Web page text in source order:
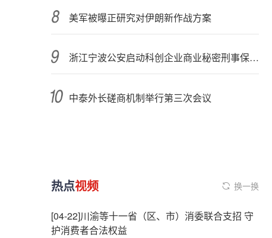
美军被曝正研究对伊朗新作战方案
浙江宁波公安启动科创企业商业秘密刑事保护体系试点
中泰外长磋商机制举行第三次会议
热点视频 换一换
[04-22]川渝等十一省（区、市）消委联合支招 守
护消费者合法权益